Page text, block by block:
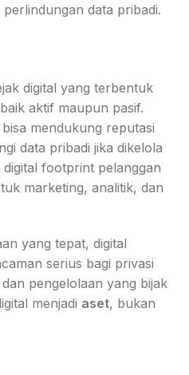
data pribadi.
digital yang terbentuk
aktif maupun pasif.
mendukung reputasi
data pribadi jika dikelola
footprint pelanggan
marketing, analitik, dan
yang tepat, digital
serius bagi privasi
pengelolaan yang bijak
menjadi aset, bukan